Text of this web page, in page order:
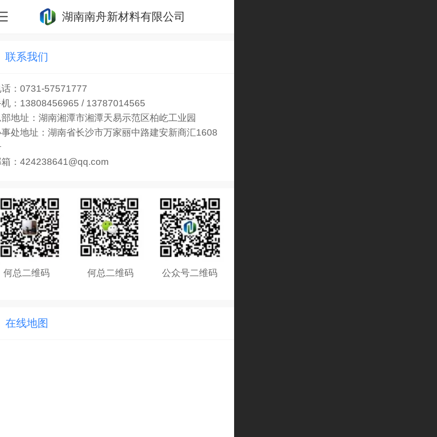
湖南南舟新材料有限公司
联系我们
话：0731-57571777
：13808456965 / 13787014565
部地址：湖南湘潭市湘潭天易示范区柏屹工业园
事处地址：湖南省长沙市万家丽中路建安新商汇1608
箱：424238641@qq.com
何总二维码 何总二维码 公众号二维码
在线地图